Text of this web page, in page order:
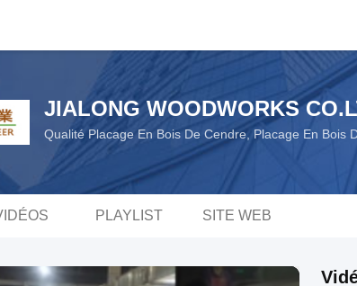
JIALONG WOODWORKS
Qualité Placage En Bois De Cendre, Placage En Bois
PLAYLIST SITE WEB